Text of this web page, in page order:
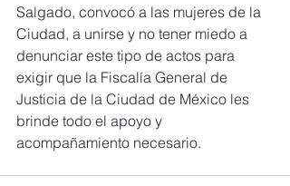
Salgado, convocó a las mujeres de la
Ciudad, a unirse y no tener miedo a
denunciar este tipo de actos para
exigir que la Fiscalía General de
Justicia de la Ciudad de México les
brinde todo el apoyo y
acompañamiento necesario.